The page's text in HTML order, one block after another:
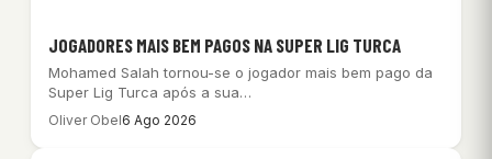
JOGADORES MAIS BEM PAGOS NA SUPER LIG TURCA
Mohamed Salah tornou-se o jogador mais bem pago da
Super Lig Turca após a sua…
Oliver Obel6 Ago 2026